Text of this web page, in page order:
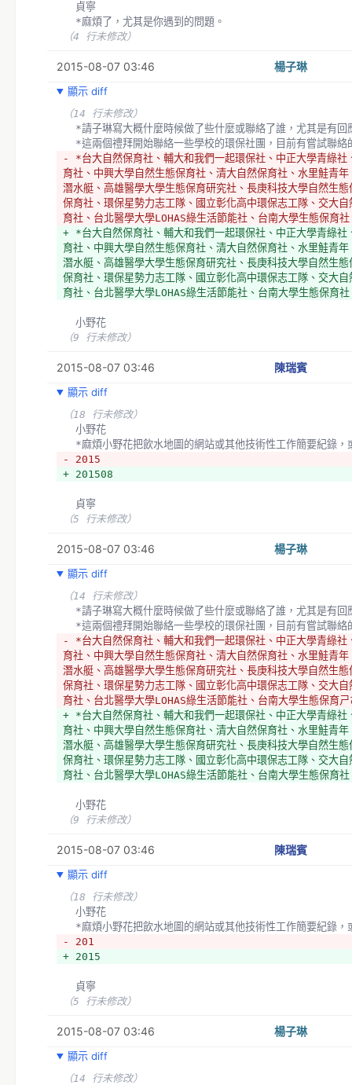
  貞寧
  *麻煩了，尤其是你遇到的問題。
（4 行未修改）
2015-08-07 03:46 楊子琳
顯示 diff
（14 行未修改）
*請子琳寫大概什麼時候做了些什麼或聯絡了誰，尤其是有回
*這兩個禮拜開始聯絡一些學校的環保社團，目前有嘗試聯絡
- *台大自然保育社、輔大和我們一起環保社、中正大學青綠社
育社、中興大學自然生態保育社、清大自然保育社、水里鮭青
潛水艇、高雄醫學大學生態保育研究社、長庚科技大學自然生
保育社、環保星勢力志工隊、國立彰化高中環保志工隊、交大
育社、台北醫學大學LOHAS綠生活節能社、台南大學生態保育社
+ *台大自然保育社、輔大和我們一起環保社、中正大學青綠社
育社、中興大學自然生態保育社、清大自然保育社、水里鮭青
潛水艇、高雄醫學大學生態保育研究社、長庚科技大學自然生
保育社、環保星勢力志工隊、國立彰化高中環保志工隊、交大
育社、台北醫學大學LOHAS綠生活節能社、台南大學生態保育社
  小野花
（9 行未修改）
2015-08-07 03:46 陳瑞賓
顯示 diff
（18 行未修改）
  小野花
*麻煩小野花把飲水地圖的網站或其他技術性工作簡要紀錄，
- 2015
+ 201508
  貞寧
（5 行未修改）
2015-08-07 03:46 楊子琳
顯示 diff
（14 行未修改）
*請子琳寫大概什麼時候做了些什麼或聯絡了誰，尤其是有回
*這兩個禮拜開始聯絡一些學校的環保社團，目前有嘗試聯絡
- *台大自然保育社、輔大和我們一起環保社、中正大學青綠社
育社、中興大學自然生態保育社、清大自然保育社、水里鮭青
潛水艇、高雄醫學大學生態保育研究社、長庚科技大學自然生
保育社、環保星勢力志工隊、國立彰化高中環保志工隊、交大
育社、台北醫學大學LOHAS綠生活節能社、台南大學生態保育ㄕ
+ *台大自然保育社、輔大和我們一起環保社、中正大學青綠社
育社、中興大學自然生態保育社、清大自然保育社、水里鮭青
潛水艇、高雄醫學大學生態保育研究社、長庚科技大學自然生
保育社、環保星勢力志工隊、國立彰化高中環保志工隊、交大
育社、台北醫學大學LOHAS綠生活節能社、台南大學生態保育社
  小野花
（9 行未修改）
2015-08-07 03:46 陳瑞賓
顯示 diff
（18 行未修改）
  小野花
*麻煩小野花把飲水地圖的網站或其他技術性工作簡要紀錄，
- 201
+ 2015
  貞寧
（5 行未修改）
2015-08-07 03:46 楊子琳
顯示 diff
（14 行未修改）